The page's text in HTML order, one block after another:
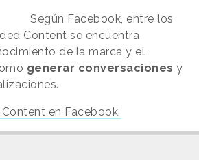
Según Facebook, entre los
Content se encuentra
de la marca y el
generar conversaciones y
Content en Facebook.